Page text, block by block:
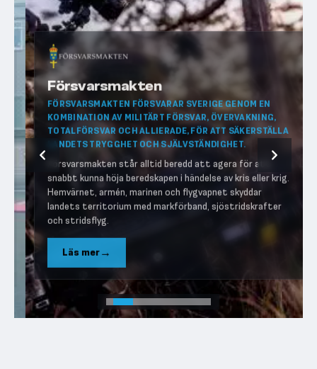
Försvarsmakten
FÖRSVARSMAKTEN FÖRSVARAR SVERIGE GENOM EN
KOMBINATION AV MILITÄRT FÖRSVAR, ÖVERVAKNING,
TOTALFÖRSVAR OCH ALLIERADE, FÖR ATT SÄKERSTÄLLA
LANDETS TRYGGHET OCH SJÄLVSTÄNDIGHET.
Försvarsmakten står alltid beredd att agera för att
snabbt kunna höja beredskapen i händelse av kris eller krig.
Hemvärnet, armén, marinen och flygvapnet skyddar
landets territorium med markförband, sjöstridskrafter
och stridsflyg.
Läs mer